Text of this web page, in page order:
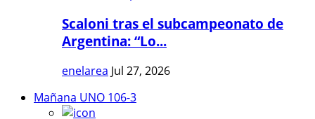
Scaloni tras el subcampeonato de
Argentina: “Lo...
enelarea Jul 27, 2026
Mañana UNO 106-3